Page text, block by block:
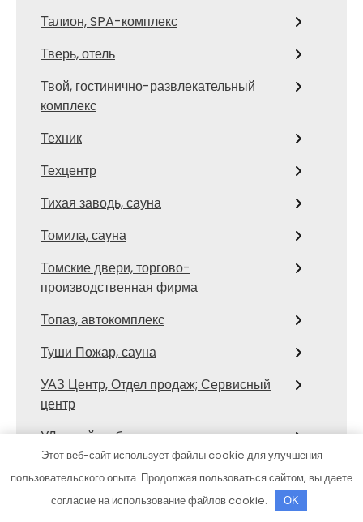
Талион, SPA-комплекс
Тверь, отель
Твой, гостинично-развлекательный
комплекс
Техник
Техцентр
Тихая заводь, сауна
Томила, сауна
Томские двери, торгово-
производственная фирма
Топаз, автокомплекс
Туши Пожар, сауна
УАЗ Центр, Отдел продаж; Сервисный
центр
УДачный выбор
Усадьба банная, комплекс элитного
Этот веб-сайт использует файлы cookie для улучшения
пользовательского опыта. Продолжая пользоваться сайтом, вы даете
согласие на использование файлов cookie.
OK